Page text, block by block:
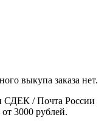
выкупа заказа нет.
СДЕК / Почта России
3000 рублей.